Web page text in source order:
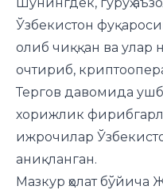
Ўзбекистон
олиб чиққан ва улар
очтириб,
Тергов давомида
хорижлик
ижрочилар
аниқланган.
Мазкур ҳолат